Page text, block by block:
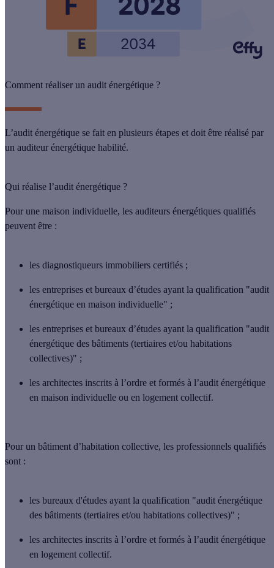
Comment réaliser un audit énergétique ?
L’audit énergétique se fait en plusieurs étapes et doit être réalisé par
un auditeur énergétique habilité.
Qui réalise l’audit énergétique ?
Pour une maison individuelle, les auditeurs énergétiques qualifiés
peuvent être :
les diagnostiqueurs immobiliers certifiés ;
les entreprises et bureaux d’études ayant la qualification "audit
énergétique en maison individuelle" ;
les entreprises et bureaux d’études ayant la qualification "audit
énergétique des bâtiments (tertiaires et/ou habitations
collectives)" ;
les architectes inscrits à l’ordre et formés à l’audit énergétique
en maison individuelle ou en logement collectif.
Pour un bâtiment d’habitation collective, les professionnels qualifiés
sont :
les bureaux d'études ayant la qualification "audit énergétique
des bâtiments (tertiaires et/ou habitations collectives)" ;
les architectes inscrits à l’ordre et formés à l’audit énergétique
en logement collectif.